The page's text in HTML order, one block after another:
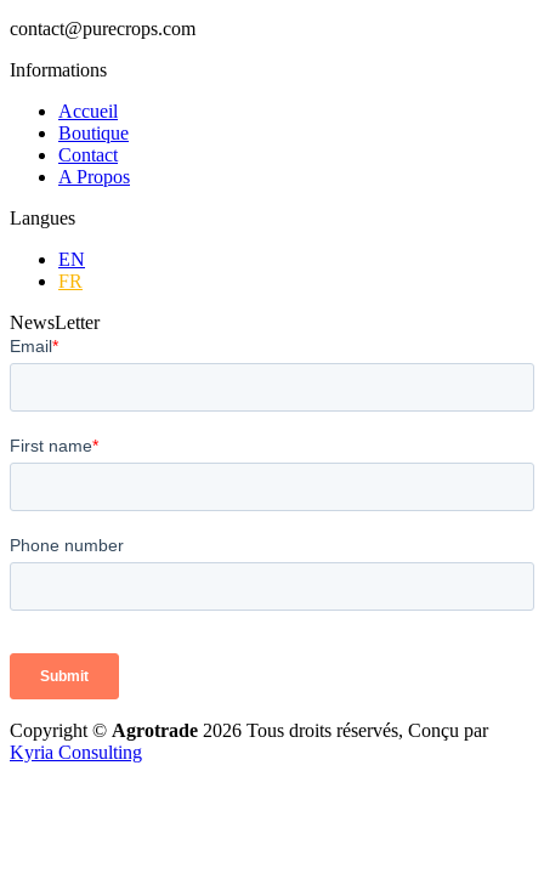
contact@purecrops.com
Informations
Accueil
Boutique
Contact
A Propos
Langues
EN
FR
NewsLetter
Copyright © Agrotrade 2026 Tous droits réservés, Conçu par
Kyria Consulting